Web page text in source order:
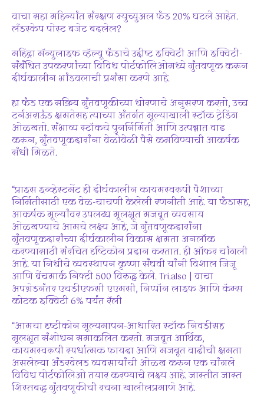
वाचा सहा महिन्यांत संरक्षण म्युच्युअल फंड 20% घटले आहेत.
लँडस्केप पोस्ट बजेट बदलेल?
महिंद्रा मॅन्युलाइफ व्हॅल्यू फंडाचे उद्दीष्ट इक्विटी आणि इक्विटी-
संबंधित उपकरणांच्या विविध पोर्टफोलिओमध्ये गुंतवणूक करून
दीर्घकालीन भांडवलाची प्रशंसा करणे आहे.
हा फंड एक सक्रिय गुंतवणूकीच्या धोरणाचे अनुसरण करतो, उच्च
टर्नअराऊंड क्षमतेसह त्याच्या अंतर्गत मूल्याखाली स्टॉक ट्रेडिंग
ओळखतो. संभाव्य स्टॉकचे पुनर्निर्मिती आणि उत्पन्नात वाढ
करून, गुंतवणूकदारांना वेळोवेळी पैसे कमविण्याची आकर्षक
संधी मिळते.
“प्राइस इन्व्हेस्टमेंट ही दीर्घकालीन कायमस्वरुपी पैशाच्या
निर्मितीसाठी एक वेळ-चाचणी केलेली रणनीती आहे. या फंडासह,
आकर्षक मूल्यांवर उपलब्ध मूलभूत मजबूत व्यवसाय
ओळखण्याचे आमचे लक्ष्य आहे, जे गुंतवणूकदारांना
गुंतवणूकदारांच्या दीर्घकालीन विकास क्षमता अनलॉक
करण्यासाठी संरचित दृष्टिकोन प्रदान करतात. ही ऑफर चांगली
आहे. या निधीचे व्यवस्थापन कृष्णा संघवी यांनी विशाल जिजू
आणि बेंचमार्क निफ्टी 500 विरुद्ध केले. Tri.also | वाचा
अपग्रेडनंतर एचडीएफसी एएमसी, निप्पॉन लाइफ आणि कॅम्स
कोटक इक्विटी 6% पर्यंत रॅली
“आमचा दृष्टीकोन मूल्यमापन-आधारित स्टॉक निवडीसह
मूलभूत संशोधन समाकलित करतो. मजबूत आर्थिक,
कायमस्वरूपी स्पर्धात्मक फायदा आणि मजबूत वाढीची क्षमता
असलेल्या अंडरवेलड व्यवसायांची ओळख करुन एक चांगले
विविध पोर्टफोलिओ तयार करण्याचे लक्ष्य आहे. जास्तीत जास्त
शिस्तबद्ध गुंतवणूकीची रचना खालीलप्रमाणे आहे.